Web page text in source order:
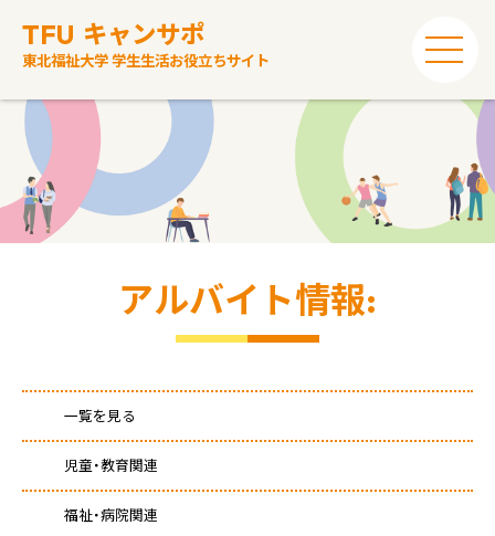
TFU キャンサポ
東北福祉大学 学生生活お役立ちサイト
アルバイト情報:
一覧を見る
児童・教育関連
福祉・病院関連